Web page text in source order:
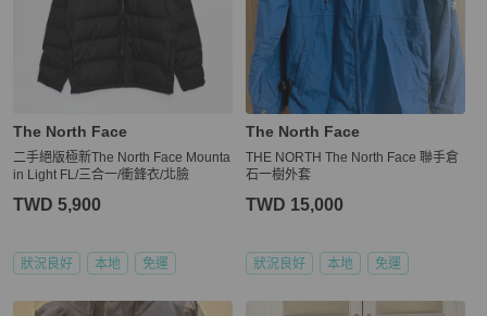
The North Face
二手絕版極新The North Face Mounta
in Light FL/三合一/衝鋒衣/北臉
TWD 5,900
狀況良好 本地 免運
The North Face
THE NORTH The North Face 聯手倉
石一樹外套
TWD 15,000
狀況良好 本地 免運